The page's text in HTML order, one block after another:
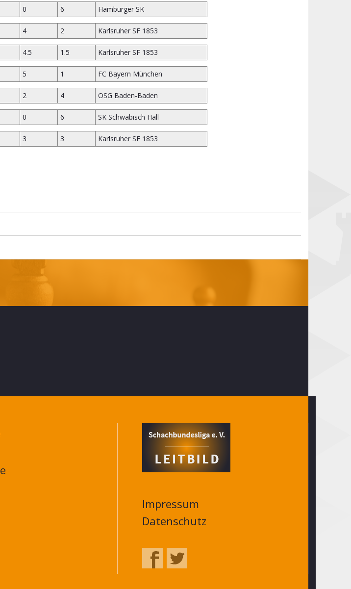
0 6 Hamburger SK
4 2 Karlsruher SF 1853
4.5 1.5 Karlsruher SF 1853
5 1 FC Bayern München
2 4 OSG Baden-Baden
0 6 SK Schwäbisch Hall
3 3 Karlsruher SF 1853
Impressum
Datenschutz